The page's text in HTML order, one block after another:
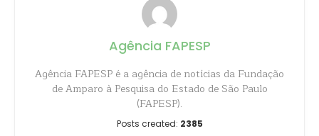
Agência FAPESP
Agência FAPESP é a agência de notícias da Fundação
de Amparo à Pesquisa do Estado de São Paulo
(FAPESP).
Posts created: 2385